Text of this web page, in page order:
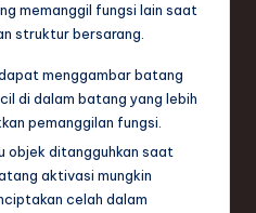
memanggil fungsi lain saat
struktur bersarang.
menggambar batang
di dalam batang yang lebih
pemanggilan fungsi.
objek ditangguhkan saat
aktivasi mungkin
celah dalam